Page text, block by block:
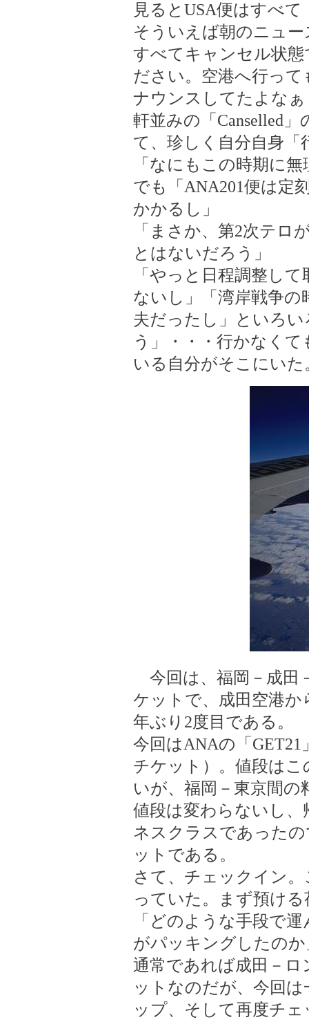
見るとUSA便はすべて
そういえば朝のニュ
すべてキャンセル状
ださい。空港へ行っ
ナウンスしてたよなぁ
軒並みの「Canselled
て、珍しく自分自身
「なにもこの時期に
でも「ANA201便は定
かかるし」
「まさか、第2次テロ
とはないだろう」
「やっと日程調整し
ないし」「湾岸戦争の
夫だったし」といろ
う」・・・行かなく
いる自分がそこにいた
今回は、福岡－成田
ケットで、成田空港か
年ぶり2度目である。
今回はANAの「
チケット）。値段は
いが、福岡－東京間
値段は変わらないし
ネスクラスであった
ットである。
さて、チェックイン
っていた。まず預け
「どのような手段で
がパッキングしたの
通常であれば成田－
ットなのだが、今回
ップ、そして再度チ